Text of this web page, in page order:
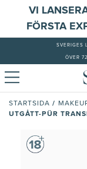
VI
FÖRSTA
SVERIGES
ÖVER
STARTSIDA /
UTGÅTT-PÜR